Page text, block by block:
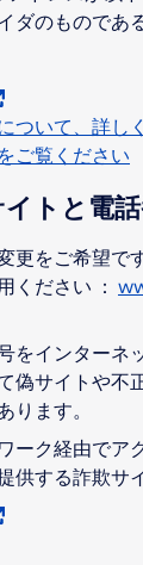
ダのものであ
ついて、詳し
ご覧ください
トと電
更をご希望で
ください ：
をインターネ
偽サイトや不
ります。
ーク経由でア
供する詐欺サ